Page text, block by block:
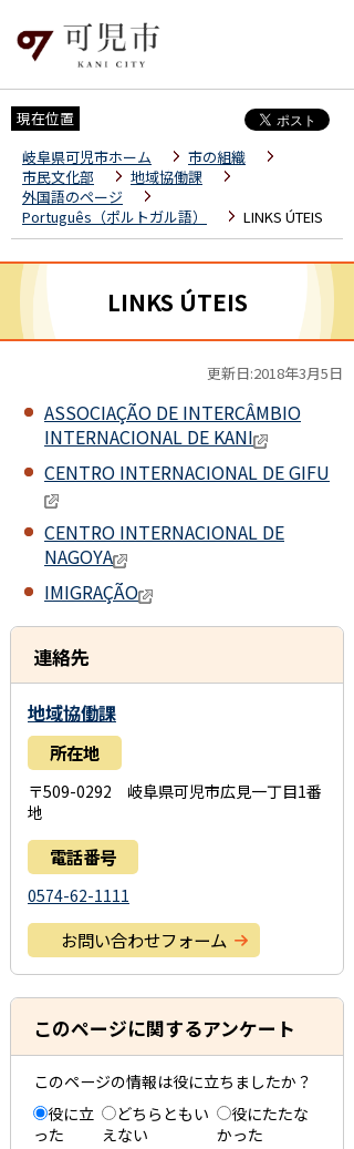
現在位置
岐阜県可児市ホーム
市の組織
市民文化部
地域協働課
外国語のページ
Português（ポルトガル語）
LINKS ÚTEIS
LINKS ÚTEIS
更新日:2018年3月5日
ASSOCIAÇÃO DE INTERCÂMBIO
INTERNACIONAL DE KANI
CENTRO INTERNACIONAL DE GIFU
CENTRO INTERNACIONAL DE
NAGOYA
IMIGRAÇÃO
連絡先
地域協働課
所在地
〒509-0292 岐阜県可児市広見一丁目1番
地
電話番号
0574-62-1111
お問い合わせフォーム
このページに関するアンケート
このページの情報は役に立ちましたか？
役に立
った
どちらともい
えない
役にたたな
かった